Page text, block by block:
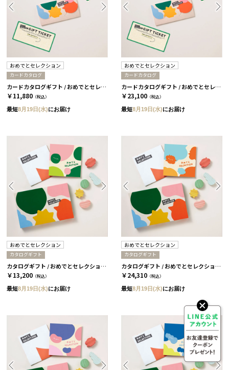
おめでとセレクション
カードカタログ
カードカタログギフト / おめでとセレクション / ライト / みどりいろ
￥11,880 （税込）
最短8月19日(水)にお届け
おめでとセレクション
カードカタログ
カードカタログギフト / おめでとセレクション / ライト / おれんじいろ
￥23,100 （税込）
最短8月19日(水)にお届け
おめでとセレクション
カタログギフト
カタログギフト / おめでとセレクション / ギフトセット / ころころ
￥13,200 （税込）
最短8月19日(水)にお届け
おめでとセレクション
カタログギフト
カタログギフト / おめでとセレクション / ギフトセット / ふくふく
￥24,310 （税込）
最短8月19日(水)にお届け